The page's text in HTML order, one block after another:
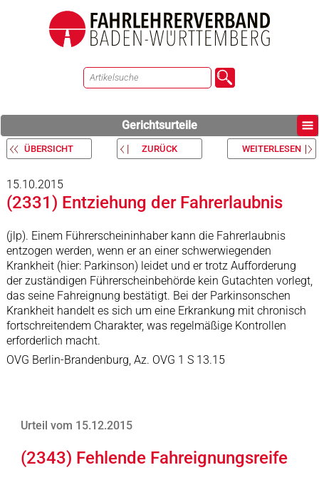
Gerichtsurteile
ÜBERSICHT ZURÜCK WEITERLESEN
15.10.2015
(2331) Entziehung der Fahrerlaubnis
(jlp). Einem Führerscheininhaber kann die Fahrerlaubnis
entzogen werden, wenn er an einer schwerwiegenden
Krankheit (hier: Parkinson) leidet und er trotz Aufforderung
der zuständigen Führerscheinbehörde kein Gutachten vorlegt,
das seine Fahreignung bestätigt. Bei der Parkinsonschen
Krankheit handelt es sich um eine Erkrankung mit chronisch
fortschreitendem Charakter, was regelmäßige Kontrollen
erforderlich macht.
OVG Berlin-Brandenburg, Az. OVG 1 S 13.15
Urteil vom 15.12.2015
(2343) Fehlende Fahreignungsreife